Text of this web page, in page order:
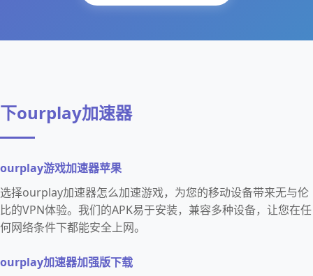
下ourplay加速器
ourplay游戏加速器苹果
选择ourplay加速器怎么加速游戏，为您的移动设备带来无与伦
比的VPN体验。我们的APK易于安装，兼容多种设备，让您在任
何网络条件下都能安全上网。
ourplay加速器加强版下载